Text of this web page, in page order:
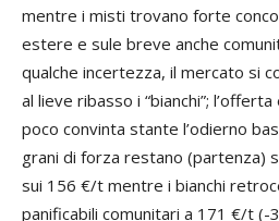
mentre i misti trovano forte
estere e sule breve anche
qualche incertezza, il mercato si
al lieve ribasso i “bianchi”;
poco convinta stante l’odierno
grani di forza restano (partenza)
sui 156 €/t mentre i bianchi
panificabili comunitari a 171 €/t (-